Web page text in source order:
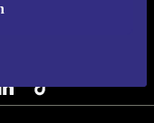
NEW.